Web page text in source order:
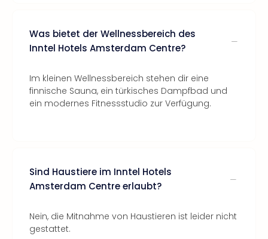
Was bietet der Wellnessbereich des
Inntel Hotels Amsterdam Centre?
Im kleinen Wellnessbereich stehen dir eine
finnische Sauna, ein türkisches Dampfbad und
ein modernes Fitnessstudio zur Verfügung.
Sind Haustiere im Inntel Hotels
Amsterdam Centre erlaubt?
Nein, die Mitnahme von Haustieren ist leider nicht
gestattet.